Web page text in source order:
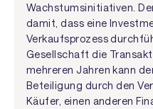
Wachstumsinitiativen.
damit, dass eine
Verkaufsprozess
Gesellschaft die
mehreren Jahren kann
Beteiligung durch den
Käufer, einen anderen